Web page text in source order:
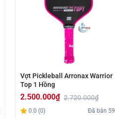
Vợt Pickleball Arronax Warrior
Top 1 Hồng
2.720.000₫
Giá
2.500.000₫
Giá0.0 (0) Đã bán 59